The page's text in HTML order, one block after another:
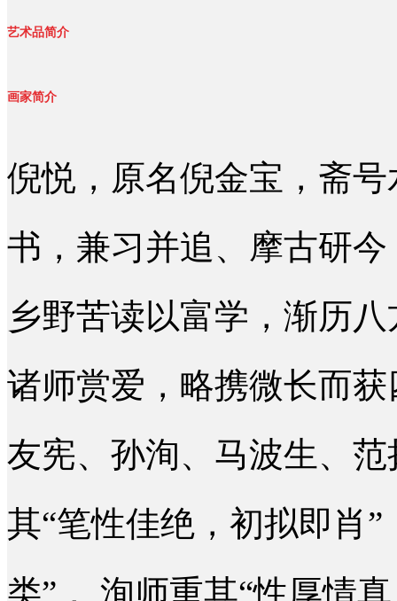
艺术品简介
画家简介
倪悦，原名倪金宝，斋
书，兼习并追、摩古研
乡野苦读以富学，渐历
诸师赏爱，略携微长而
友宪、孙洵、马波生、
其“笔性佳绝，初拟即肖
类”， 洵师重其“性厚情